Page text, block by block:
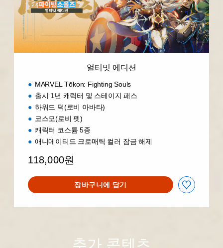
얼티밋 에디션
MARVEL Tōkon: Fighting Souls
출시 1년 캐릭터 및 스테이지 패스
하워드 덕(로비 아바타)
코스모(로비 펫)
캐릭터 코스튬 5종
애니메이티드 크로매틱 컬러 잠금 해제
118,000원
장바구니에 담기
추가 콘텐츠